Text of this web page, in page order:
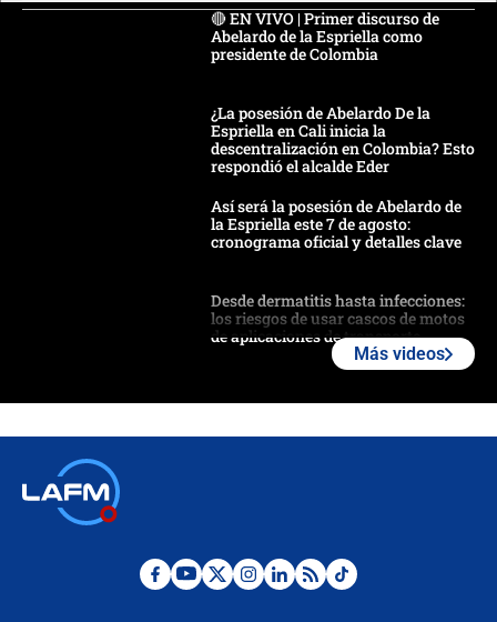
🔴 EN VIVO | Primer discurso de
Abelardo de la Espriella como
presidente de Colombia
¿La posesión de Abelardo De la
Espriella en Cali inicia la
descentralización en Colombia? Esto
respondió el alcalde Eder
Así será la posesión de Abelardo de
la Espriella este 7 de agosto:
cronograma oficial y detalles clave
Desde dermatitis hasta infecciones:
los riesgos de usar cascos de motos
de aplicaciones de transporte
Posesión de Abelardo De La Espriella
Más videos